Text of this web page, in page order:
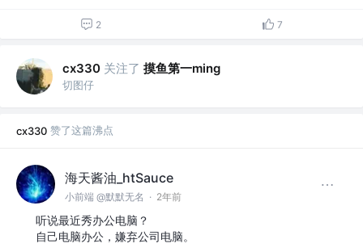
2 7
cx330 关注了 摸鱼第一ming
切图仔
cx330 赞了这篇沸点
海天酱油_htSauce
小前端 @默默无名 · 2年前
听说最近秀办公电脑？
自己电脑办公，嫌弃公司电脑。